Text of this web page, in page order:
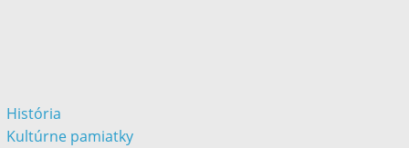
História
Kultúrne pamiatky